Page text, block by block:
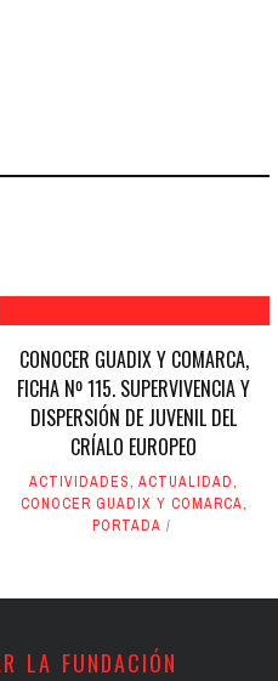
CONOCER GUADIX Y COMARCA,
FICHA Nº 115. SUPERVIVENCIA Y
DISPERSIÓN DE JUVENIL DEL
CRÍALO EUROPEO
ACTIVIDADES,ACTUALIDAD,
CONOCER GUADIX Y COMARCA,
PORTADA
LA FUNDACIÓN